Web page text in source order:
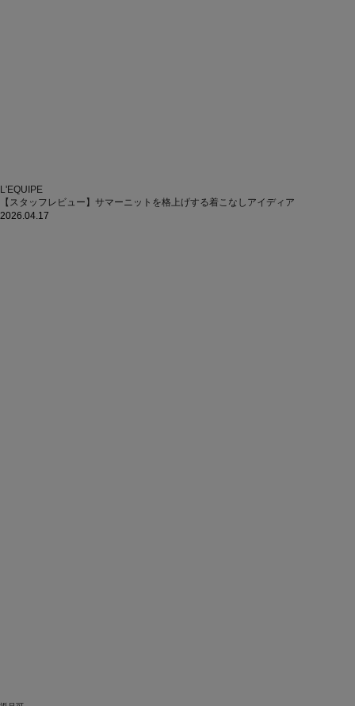
L'EQUIPE
【スタッフレビュー】サマーニットを格上げする着こなしアイディア
2026.04.17